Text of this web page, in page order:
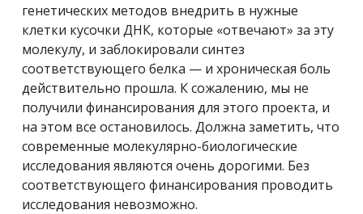
генетических методов внедрить в нужные
клетки кусочки ДНК, которые «отвечают» за эту
молекулу, и заблокировали синтез
соответствующего белка — и хроническая боль
действительно прошла. К сожалению, мы не
получили финансирования для этого проекта, и
на этом все остановилось. Должна заметить, что
современные молекулярно-биологические
исследования являются очень дорогими. Без
соответствующего финансирования проводить
исследования невозможно.